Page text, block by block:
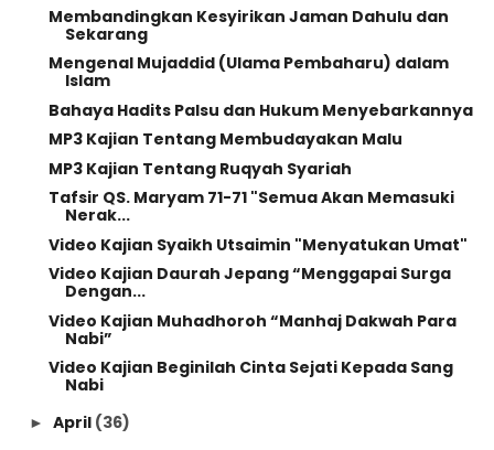
Membandingkan Kesyirikan Jaman Dahulu dan
Sekarang
Mengenal Mujaddid (Ulama Pembaharu) dalam
Islam
Bahaya Hadits Palsu dan Hukum Menyebarkannya
MP3 Kajian Tentang Membudayakan Malu
MP3 Kajian Tentang Ruqyah Syariah
Tafsir QS. Maryam 71-71 "Semua Akan Memasuki
Nerak...
Video Kajian Syaikh Utsaimin "Menyatukan Umat"
Video Kajian Daurah Jepang “Menggapai Surga
Dengan...
Video Kajian Muhadhoroh “Manhaj Dakwah Para
Nabi”
Video Kajian Beginilah Cinta Sejati Kepada Sang
Nabi
► April (36)